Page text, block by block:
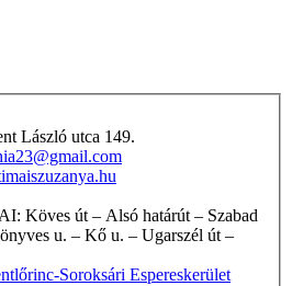
László utca 149.
u. – Kő u. – Ugarszél út –
Soroksári Espereskerület